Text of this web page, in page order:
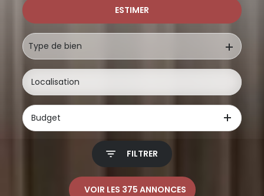
De l'immo pro
ESTIMER
Type de bien
Budget
FILTRER
VOIR LES 375 ANNONCES